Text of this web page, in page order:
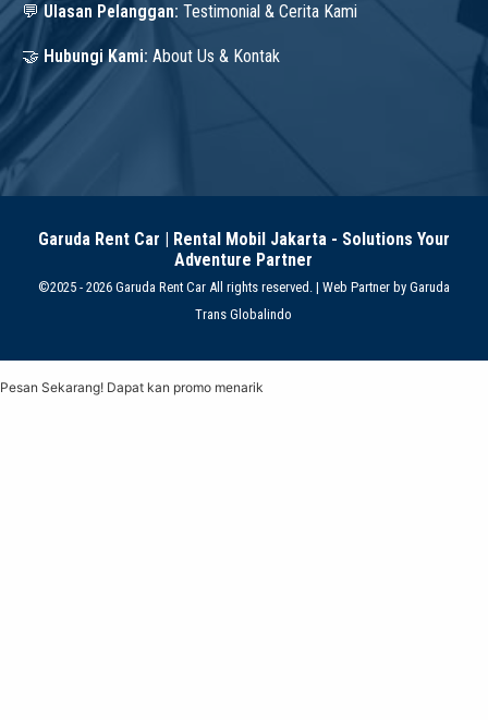
💬Ulasan Pelanggan: Testimonial & Cerita Kami
🤝 Hubungi Kami: About Us & Kontak
Garuda Rent Car | Rental Mobil Jakarta - Solutions Your
Adventure Partner
©2025 - 2026 Garuda Rent Car All rights reserved. | Web Partner by Garuda
Trans Globalindo
Pesan Sekarang! Dapat kan promo menarik